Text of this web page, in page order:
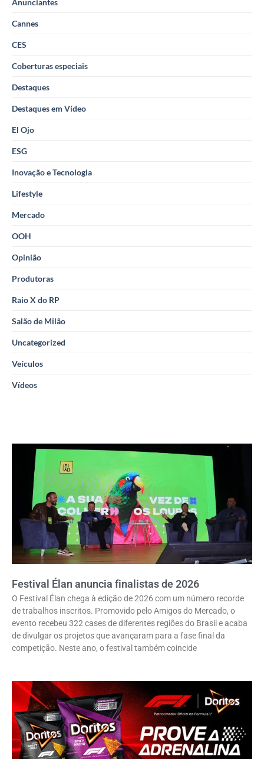
Anunciantes
Cannes
CES
Coberturas especiais
Destaques
Destaques em Vídeo
El Ojo
ESG
Inovação e Tecnologia
Lifestyle
Mercado
OOH
Opinião
Produtoras
Raio X do RP
Salão de Milão
Uncategorized
Veículos
Vídeos
Festival Élan anuncia finalistas de 2026
O Festival Élan chega à edição de 2026 com um número recorde
de trabalhos inscritos. Promovido pelo Amigos do Mercado, o
evento recebeu 322 cases de diferentes regiões do Brasil e acaba
de divulgar os projetos que avançaram para a fase final da
competição. Neste ano, o festival também coincide